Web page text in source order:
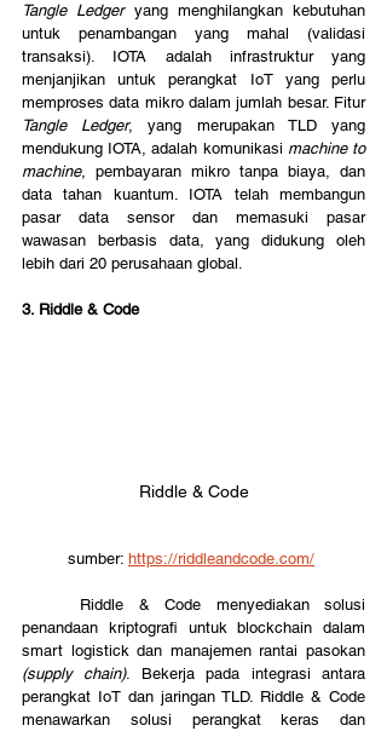
Tangle Ledger yang menghilangkan kebutuhan
untuk penambangan yang mahal (validasi
transaksi). IOTA adalah infrastruktur yang
menjanjikan untuk perangkat IoT yang perlu
memproses data mikro dalam jumlah besar. Fitur
Tangle Ledger, yang merupakan TLD yang
mendukung IOTA, adalah komunikasi machine to
machine, pembayaran mikro tanpa biaya, dan
data tahan kuantum. IOTA telah membangun
pasar data sensor dan memasuki pasar
wawasan berbasis data, yang didukung oleh
lebih dari 20 perusahaan global.
3. Riddle & Code
Riddle & Code
sumber: https://riddleandcode.com/
penandaan kriptografi untuk blockchain dalam
(supply chain). Bekerja pada integrasi antara
perangkat IoT dan jaringan TLD. Riddle & Code
menawarkan solusi perangkat keras dan